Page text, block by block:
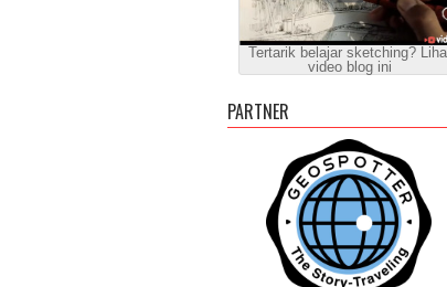
Tertarik belajar sketching?
video blog ini
PARTNER